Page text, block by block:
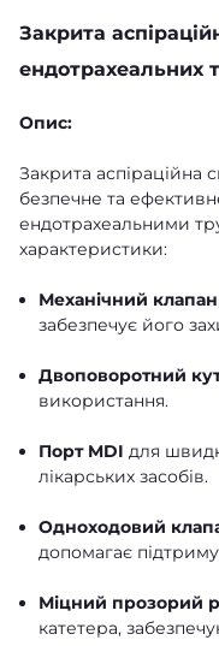
Закрита
ендотрахеальних
Опис:
Закрита аспіраційна
безпечне та
ендотрахеальними
характеристики:
Механічний клапан
забезпечує його
Двоповоротний
використання.
Порт MDI для
лікарських засобів.
Одноходовий
допомагає
Міцний прозорий
катетера,